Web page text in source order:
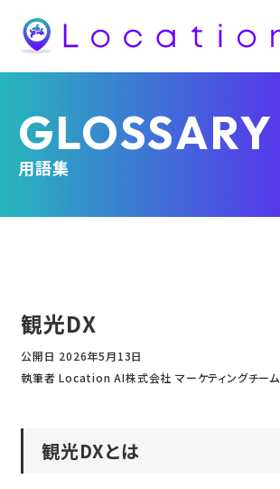
GLOSSARY
用語集
観光DX
公開日 2026年5月13日
執筆者 Location AI株式会社 マーケティングチーム
観光DXとは